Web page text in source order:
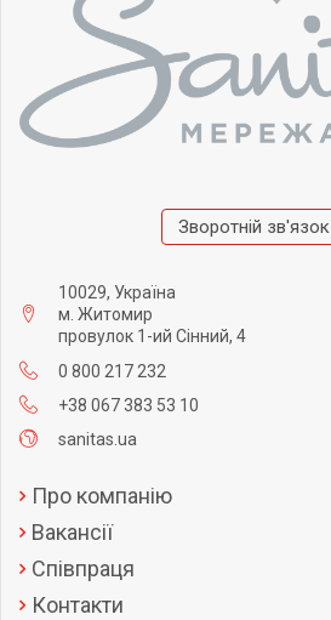
Зворотній зв'язок
10029, Україна
м. Житомир
провулок 1-ий Сінний, 4
0 800 217 232
+38 067 383 53 10
sanitas.ua
Про компанію
Вакансії
Співпраця
Контакти